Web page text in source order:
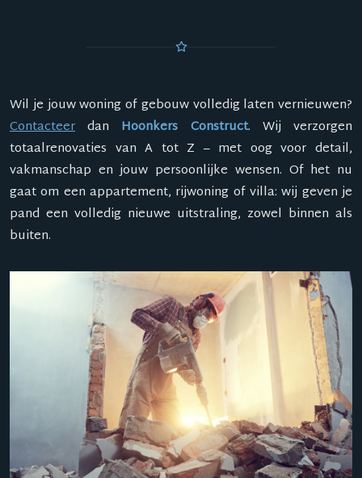
Wil je jouw woning of gebouw volledig laten vernieuwen?
Contacteer dan Hoonkers Construct. Wij verzorgen
totaalrenovaties van A tot Z – met oog voor detail,
vakmanschap en jouw persoonlijke wensen. Of het nu
gaat om een appartement, rijwoning of villa: wij geven je
pand een volledig nieuwe uitstraling, zowel binnen als
buiten.